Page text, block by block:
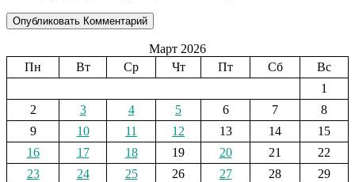
Март 2026
Пн
Вт Ср Чт Пт Сб
Вс
1
2
3 4 5 6 7
8
9
10 11 12 13 14
15
16
17 18 19 20 21
22
23
24 25 26 27 28
29